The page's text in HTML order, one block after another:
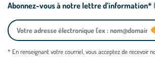
Abonnez-vous à notre lettre d’information*
* En renseignant votre courriel, vous acceptez de recevoir